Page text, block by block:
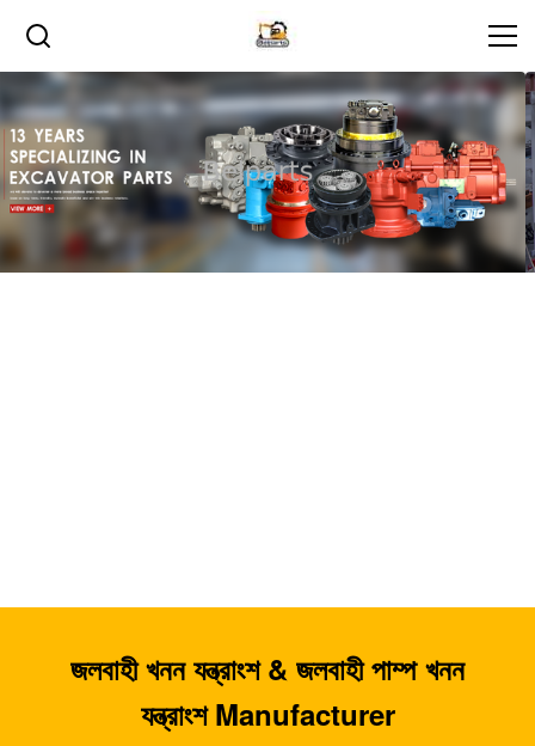
জলবাহী খনন যন্ত্রাংশ & জলবাহী পাম্প খনন
যন্ত্রাংশ Manufacturer